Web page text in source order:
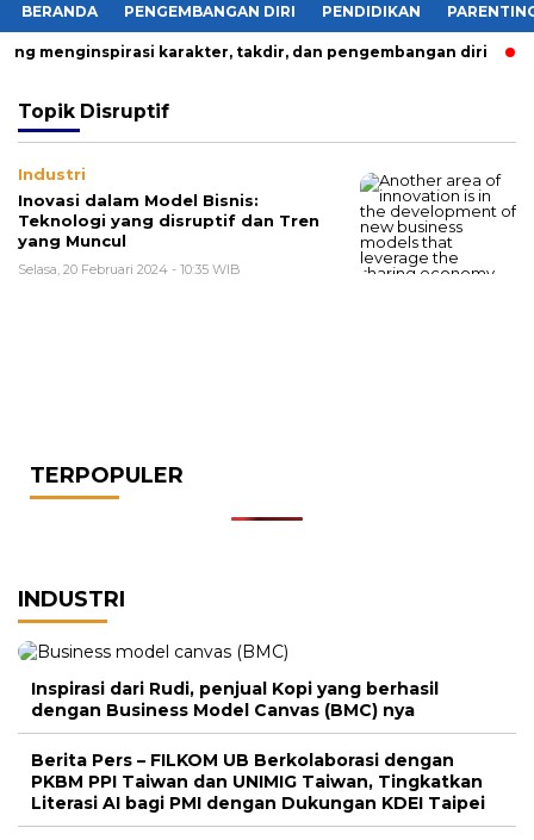
BERANDA PENGEMBANGAN DIRI PENDIDIKAN
menginspirasi karakter, takdir, dan pengembangan diri
Topik Disruptif
Industri
Inovasi dalam Model Bisnis:
Teknologi yang disruptif dan Tren
yang Muncul
Selasa, 20 Februari 2024 - 10:35 WIB
TERPOPULER
INDUSTRI
Inspirasi dari Rudi, penjual Kopi yang berhasil
dengan Business Model Canvas (BMC) nya
Berita Pers – FILKOM UB Berkolaborasi dengan
PKBM PPI Taiwan dan UNIMIG Taiwan, Tingkatkan
Literasi AI bagi PMI dengan Dukungan KDEI Taipei